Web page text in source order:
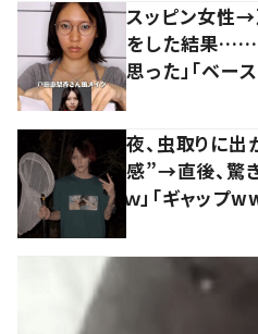
スッピン女性→
をした結果……
思った」「ベー
夜、虫取りに
感”→直後、驚
ｗ」「ギャップ